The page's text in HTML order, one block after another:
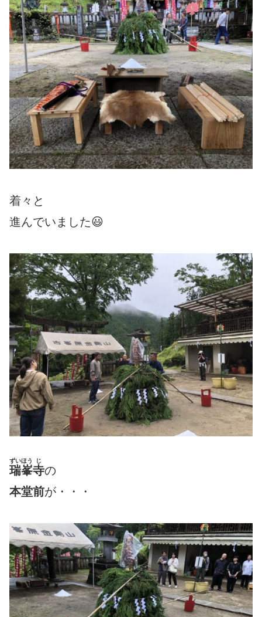
着々と
進んでいました😃
瑞峯
ずいほう
寺
じ
の
本堂前が・・・